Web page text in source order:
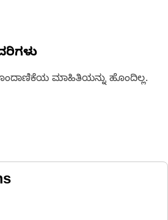
ಮಾಹಿತಿಯನ್ನು ಹೊಂದಿಲ್ಲ.